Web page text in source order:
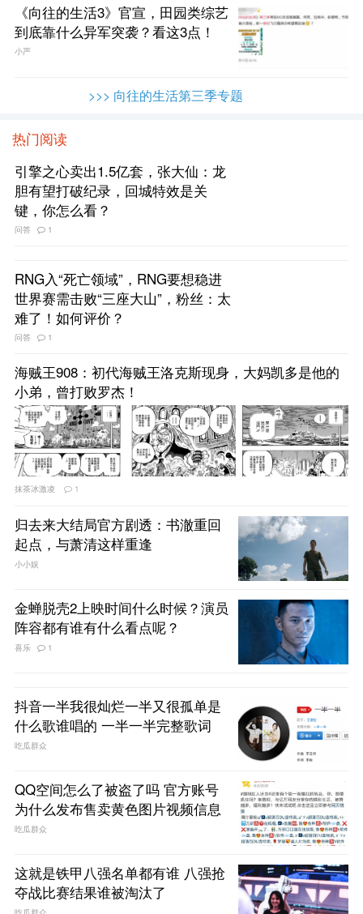
《向往的生活3》官宣，田园类综艺
到底靠什么异军突袭？看这3点！
小严
>>> 向往的生活第三季专题
热门阅读
引擎之心卖出1.5亿套，张大仙：龙
胆有望打破纪录，回城特效是关
键，你怎么看？
问答 1
RNG入“死亡领域”，RNG要想稳进
世界赛需击败“三座大山”，粉丝：太
难了！如何评价？
问答 1
海贼王908：初代海贼王洛克斯现身，大妈凯多是他的
小弟，曾打败罗杰！
抹茶冰激凌 1
归去来大结局官方剧透：书澈重回
起点，与萧清这样重逢
小小娱
金蝉脱壳2上映时间什么时候？演员
阵容都有谁有什么看点呢？
喜乐 1
抖音一半我很灿烂一半又很孤单是
什么歌谁唱的 一半一半完整歌词
吃瓜群众
QQ空间怎么了被盗了吗 官方账号
为什么发布售卖黄色图片视频信息
吃瓜群众
这就是铁甲八强名单都有谁 八强抢
夺战比赛结果谁被淘汰了